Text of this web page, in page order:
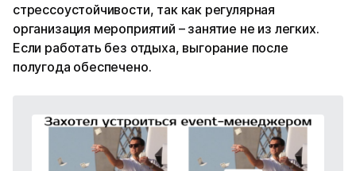
стрессоустойчивости, так как регулярная
организация мероприятий – занятие не из легких.
Если работать без отдыха, выгорание после
полугода обеспечено.